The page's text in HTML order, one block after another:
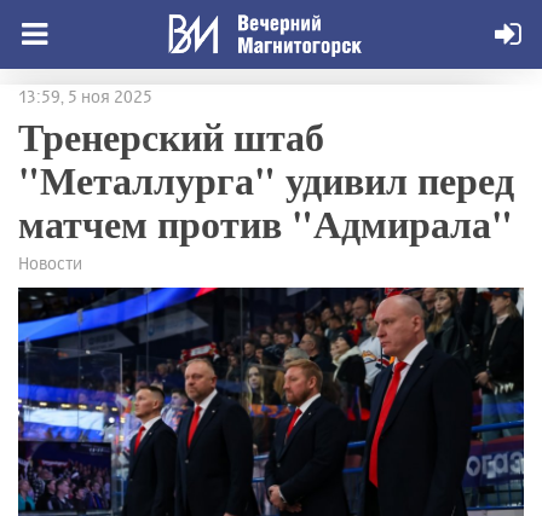
13:59, 5 ноя 2025
Тренерский штаб
"Металлурга" удивил перед
матчем против "Адмирала"
Новости